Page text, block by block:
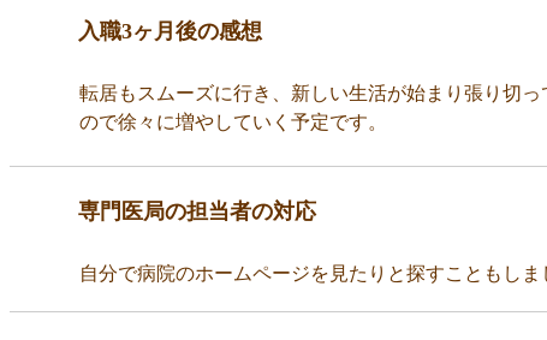
入職3ヶ月後の感想
転居もスムーズに行き、新しい生活が始まり張り切
ので徐々に増やしていく予定です。
専門医局の担当者の対応
自分で病院のホームページを見たりと探すこともし